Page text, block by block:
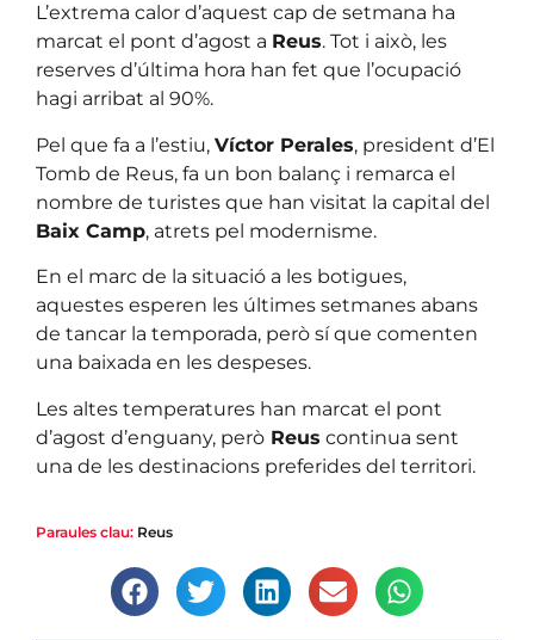
L’extrema calor d’aquest cap de setmana ha
marcat el pont d’agost a Reus. Tot i això, les
reserves d’última hora han fet que l’ocupació
hagi arribat al 90%.
Pel que fa a l’estiu, Víctor Perales, president d’El
Tomb de Reus, fa un bon balanç i remarca el
nombre de turistes que han visitat la capital del
Baix Camp, atrets pel modernisme.
En el marc de la situació a les botigues,
aquestes esperen les últimes setmanes abans
de tancar la temporada, però sí que comenten
una baixada en les despeses.
Les altes temperatures han marcat el pont
d’agost d’enguany, però Reus continua sent
una de les destinacions preferides del territori.
Paraules clau: Reus